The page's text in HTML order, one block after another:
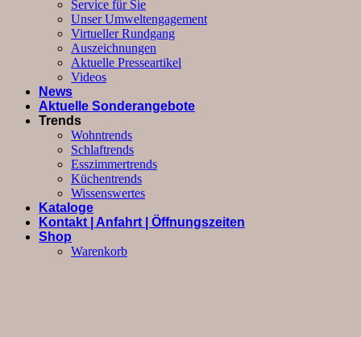
Service für Sie
Unser Umweltengagement
Virtueller Rundgang
Auszeichnungen
Aktuelle Presseartikel
Videos
News
Aktuelle Sonderangebote
Trends
Wohntrends
Schlaftrends
Esszimmertrends
Küchentrends
Wissenswertes
Kataloge
Kontakt | Anfahrt | Öffnungszeiten
Shop
Warenkorb